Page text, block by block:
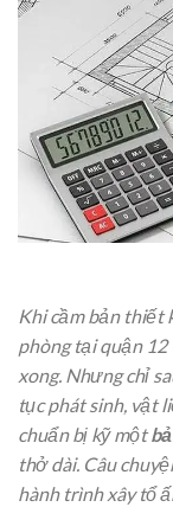
Khi cầm bản thiết
phòng tại quận 12
xong. Nhưng chỉ
tục phát sinh, vật
chuẩn bị kỹ một
thở dài. Câu
hành trình xây tổ